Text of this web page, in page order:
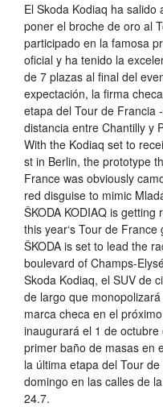
El Skoda Kodiaq ha
poner el broche de oro al
participado en la famosa
oficial y ha tenido la
de 7 plazas al final del
expectación, la firma
etapa del Tour de Francia
distancia entre Chantilly y
With the Kodiaq set to
st in Berlin, the prototype
France was obviously
red disguise to mimic
ŠKODA KODIAQ is
this year‘s Tour de
ŠKODA is set to lead the
boulevard of Champs-
Skoda Kodiaq, el SUV de
de largo que
marca checa en el
inaugurará el 1 de
primer baño de masas en
la última etapa del Tour
domingo en las calles de
24.7.